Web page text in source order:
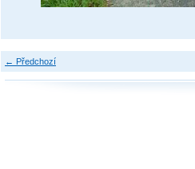
← Předchozí